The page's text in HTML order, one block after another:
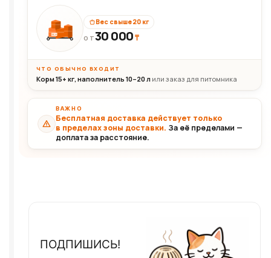
30+кг
Вес свыше 20 кг
ОТ30 000₸
ЧТО ОБЫЧНО ВХОДИТ
Корм 15+ кг, наполнитель 10–20 л или заказ для питомника
ВАЖНО
Бесплатная доставка действует только
в пределах зоны доставки. За её пределами —
доплата за расстояние.
ПОДПИШИСЬ!